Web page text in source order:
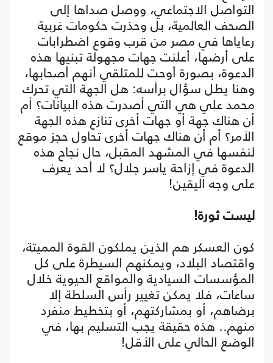
التواصل الاجتماعي، ووصل صداها إلى
الصحف العالمية، بل وحذرت حكومات غربية
رعاياها في مصر من قرب وقوع اضطرابات
على أرضها، أعلنت جهات مجهولة تبنيها هذه
الدعوة، بصورة أوحت للمتلقي أنهم أصحابها،
وهنا يطل سؤال برأسه: هل الجهة التي تحرك
محمد علي هي التي أصدرت هذه البيانات؟ أم
أن هناك جهة أو جهات أخرى تنازع هذه الجهة
الأمر؟ أم أن هناك جهات أخرى تحاول حجز موقع
لنفسها في المشهد المقبل، حال نجاح هذه
الدعوة في إزاحة ياسر جلال؟ لا أحد يعرف
على وجه اليقين!
ليست ثورة!
كون العسكر هم الذين يملكون القوة المميتة،
واقتصاد البلاد، ويمكنهم السيطرة على كل
المؤسسات السيادية والمواقع الحيوية خلال
ساعات، فلا يمكن تغيير رأس السلطة إلا
برضاهم، أو بمشاركتهم، أو بتخطيط منفرد
منهم.. هذه حقيقة يجب التسليم بها، في
الوضع الحالي على الأقل!